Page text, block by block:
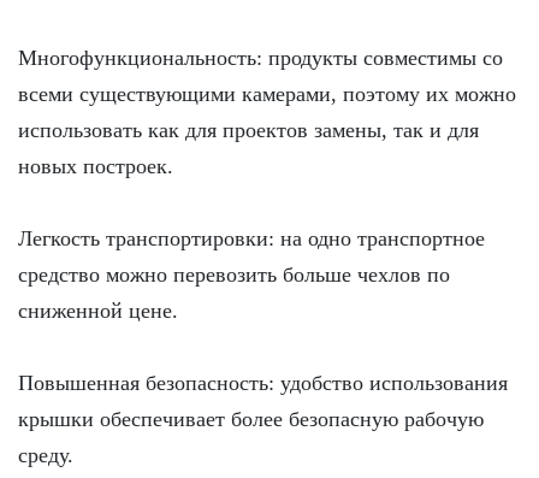
Многофункциональность: продукты совместимы со
всеми существующими камерами, поэтому их можно
использовать как для проектов замены, так и для
новых построек.
Легкость транспортировки: на одно транспортное
средство можно перевозить больше чехлов по
сниженной цене.
Повышенная безопасность: удобство использования
крышки обеспечивает более безопасную рабочую
среду.